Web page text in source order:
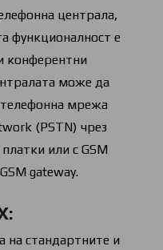
централа,
функционалност е
конферентни
може да
телефонна мрежа
(PSTN) чрез
или с GSM
gateway.
на стандартните и